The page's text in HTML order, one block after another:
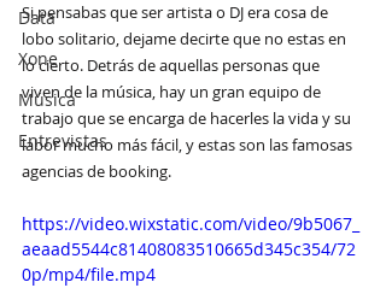
Data
Xone
Música
Entrevistas
Si pensabas que ser artista o DJ era cosa de
lobo solitario, dejame decirte que no estas en
lo cierto. Detrás de aquellas personas que
viven de la música, hay un gran equipo de
trabajo que se encarga de hacerles la vida y su
labor mucho más fácil, y estas son las famosas
agencias de booking.
https://video.wixstatic.com/video/9b5067_
aeaad5544c81408083510665d345c354/72
0p/mp4/file.mp4